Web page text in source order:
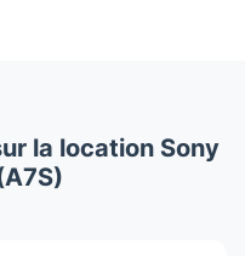
la location Sony